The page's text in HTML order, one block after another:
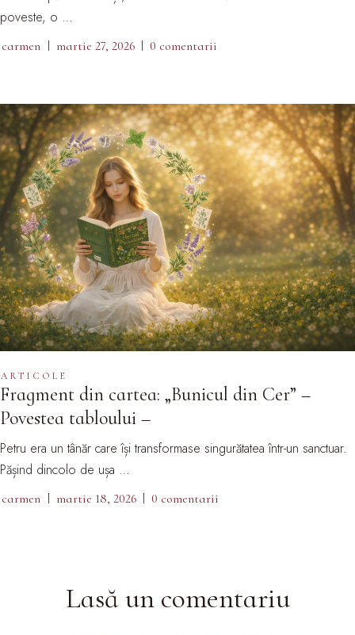
poveste, o …
carmen martie 27, 2026 0 comentarii
ARTICOLE
Fragment din cartea: „Bunicul din Cer” –
Povestea tabloului –
Petru era un tânăr care își transformase singurătatea într-un sanctuar.
Pășind dincolo de ușa …
carmen martie 18, 2026 0 comentarii
Lasă un comentariu